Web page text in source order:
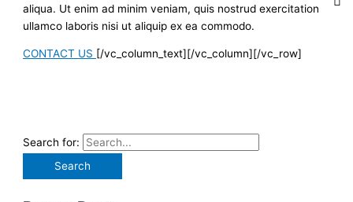
aliqua. Ut enim ad minim veniam, quis nostrud exercitation
ullamco laboris nisi ut aliquip ex ea commodo.
CONTACT US [/vc_column_text][/vc_column][/vc_row]
Search for: